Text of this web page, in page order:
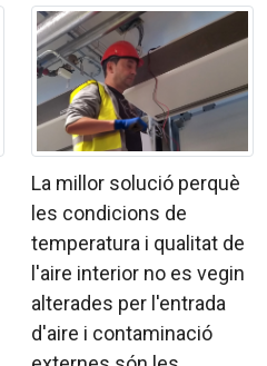
La millor solució perquè
les condicions de
temperatura i qualitat de
l'aire interior no es vegin
alterades per l'entrada
d'aire i contaminació